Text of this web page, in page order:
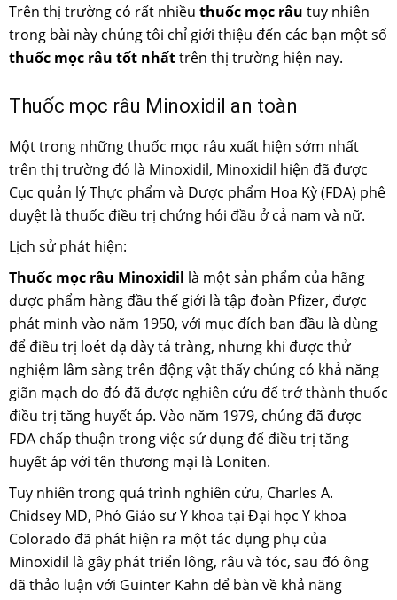
Trên thị trường có rất nhiều thuốc mọc râu tuy nhiên
trong bài này chúng tôi chỉ giới thiệu đến các bạn một số
thuốc mọc râu tốt nhấttrên thị trường hiện nay.
Thuốc mọc râu Minoxidil an toàn
Một trong những thuốc mọc râu xuất hiện sớm nhất
trên thị trường đó là Minoxidil, Minoxidil hiện đã được
Cục quản lý Thực phẩm và Dược phẩm Hoa Kỳ (FDA) phê
duyệt là thuốc điều trị chứng hói đầu ở cả nam và nữ.
Lịch sử phát hiện:
Thuốc mọc râu Minoxidil là một sản phẩm của hãng
dược phẩm hàng đầu thế giới là tập đoàn Pfizer, được
phát minh vào năm 1950, với mục đích ban đầu là dùng
để điều trị loét dạ dày tá tràng, nhưng khi được thử
nghiệm lâm sàng trên động vật thấy chúng có khả năng
giãn mạch do đó đã được nghiên cứu để trở thành thuốc
điều trị tăng huyết áp. Vào năm 1979, chúng đã được
FDA chấp thuận trong việc sử dụng để điều trị tăng
huyết áp với tên thương mại là Loniten.
Tuy nhiên trong quá trình nghiên cứu, Charles A.
Chidsey MD, Phó Giáo sư Y khoa tại Đại học Y khoa
Colorado đã phát hiện ra một tác dụng phụ của
Minoxidil là gây phát triển lông, râu và tóc, sau đó ông
đã thảo luận với Guinter Kahn để bàn về khả năng